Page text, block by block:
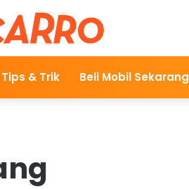
Tips & Trik Beli Mobil Sekarang